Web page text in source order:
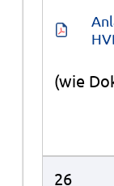
(wie
26